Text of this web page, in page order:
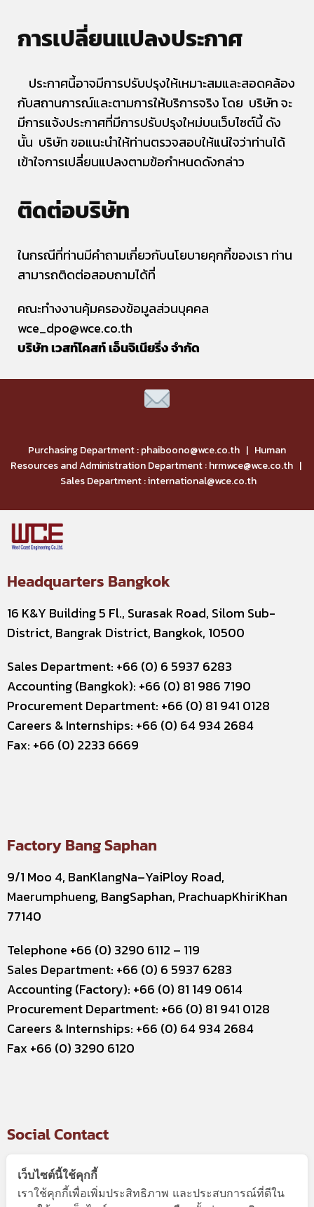
การเปลี่ยนแปลงประกาศ
ประกาศนี้อาจมีการปรับปรุงให้เหมาะสมและสอดคล้อง
กับสถานการณ์และตามการให้บริการจริง โดย บริษัท จะ
มีการแจ้งประกาศที่มีการปรับปรุงใหม่บนเว็บไซต์นี้ ดัง
นั้น บริษัท ขอแนะนำให้ท่านตรวจสอบให้แน่ใจว่าท่านได้
เข้าใจการเปลี่ยนแปลงตามข้อกำหนดดังกล่าว
ติดต่อบริษัท
ในกรณีที่ท่านมีคำถามเกี่ยวกับนโยบายคุกกี้ของเรา ท่าน
สามารถติดต่อสอบถามได้ที่
คณะทำงงานคุ้มครองข้อมูลส่วนบุคคล
wce_dpo@wce.co.th
บริษัท เวสท์โคสท์ เอ็นจิเนียริ่ง จำกัด
Purchasing Department : phaiboono@wce.co.th | Human
Resources and Administration Department : hrmwce@wce.co.th |
Sales Department : international@wce.co.th
Headquarters Bangkok
16 K&Y Building 5 Fl., Surasak Road, Silom Sub-
District, Bangrak District, Bangkok, 10500
Sales Department: +66 (0) 6 5937 6283
Accounting (Bangkok): +66 (0) 81 986 7190
Procurement Department: +66 (0) 81 941 0128
Careers & Internships: +66 (0) 64 934 2684
Fax: +66 (0) 2233 6669
Factory Bang Saphan
9/1 Moo 4, BanKlangNa–YaiPloy Road,
Maerumphueng, BangSaphan, PrachuapKhiriKhan
77140
Telephone +66 (0) 3290 6112 – 119
Sales Department: +66 (0) 6 5937 6283
Accounting (Factory): +66 (0) 81 149 0614
Procurement Department: +66 (0) 81 941 0128
Careers & Internships: +66 (0) 64 934 2684
Fax +66 (0) 3290 6120
Social Contact
เว็บไซต์นี้ใช้คุกกี้
เราใช้คุกกี้เพื่อเพิ่มประสิทธิภาพ และประสบการณ์ที่ดีใน